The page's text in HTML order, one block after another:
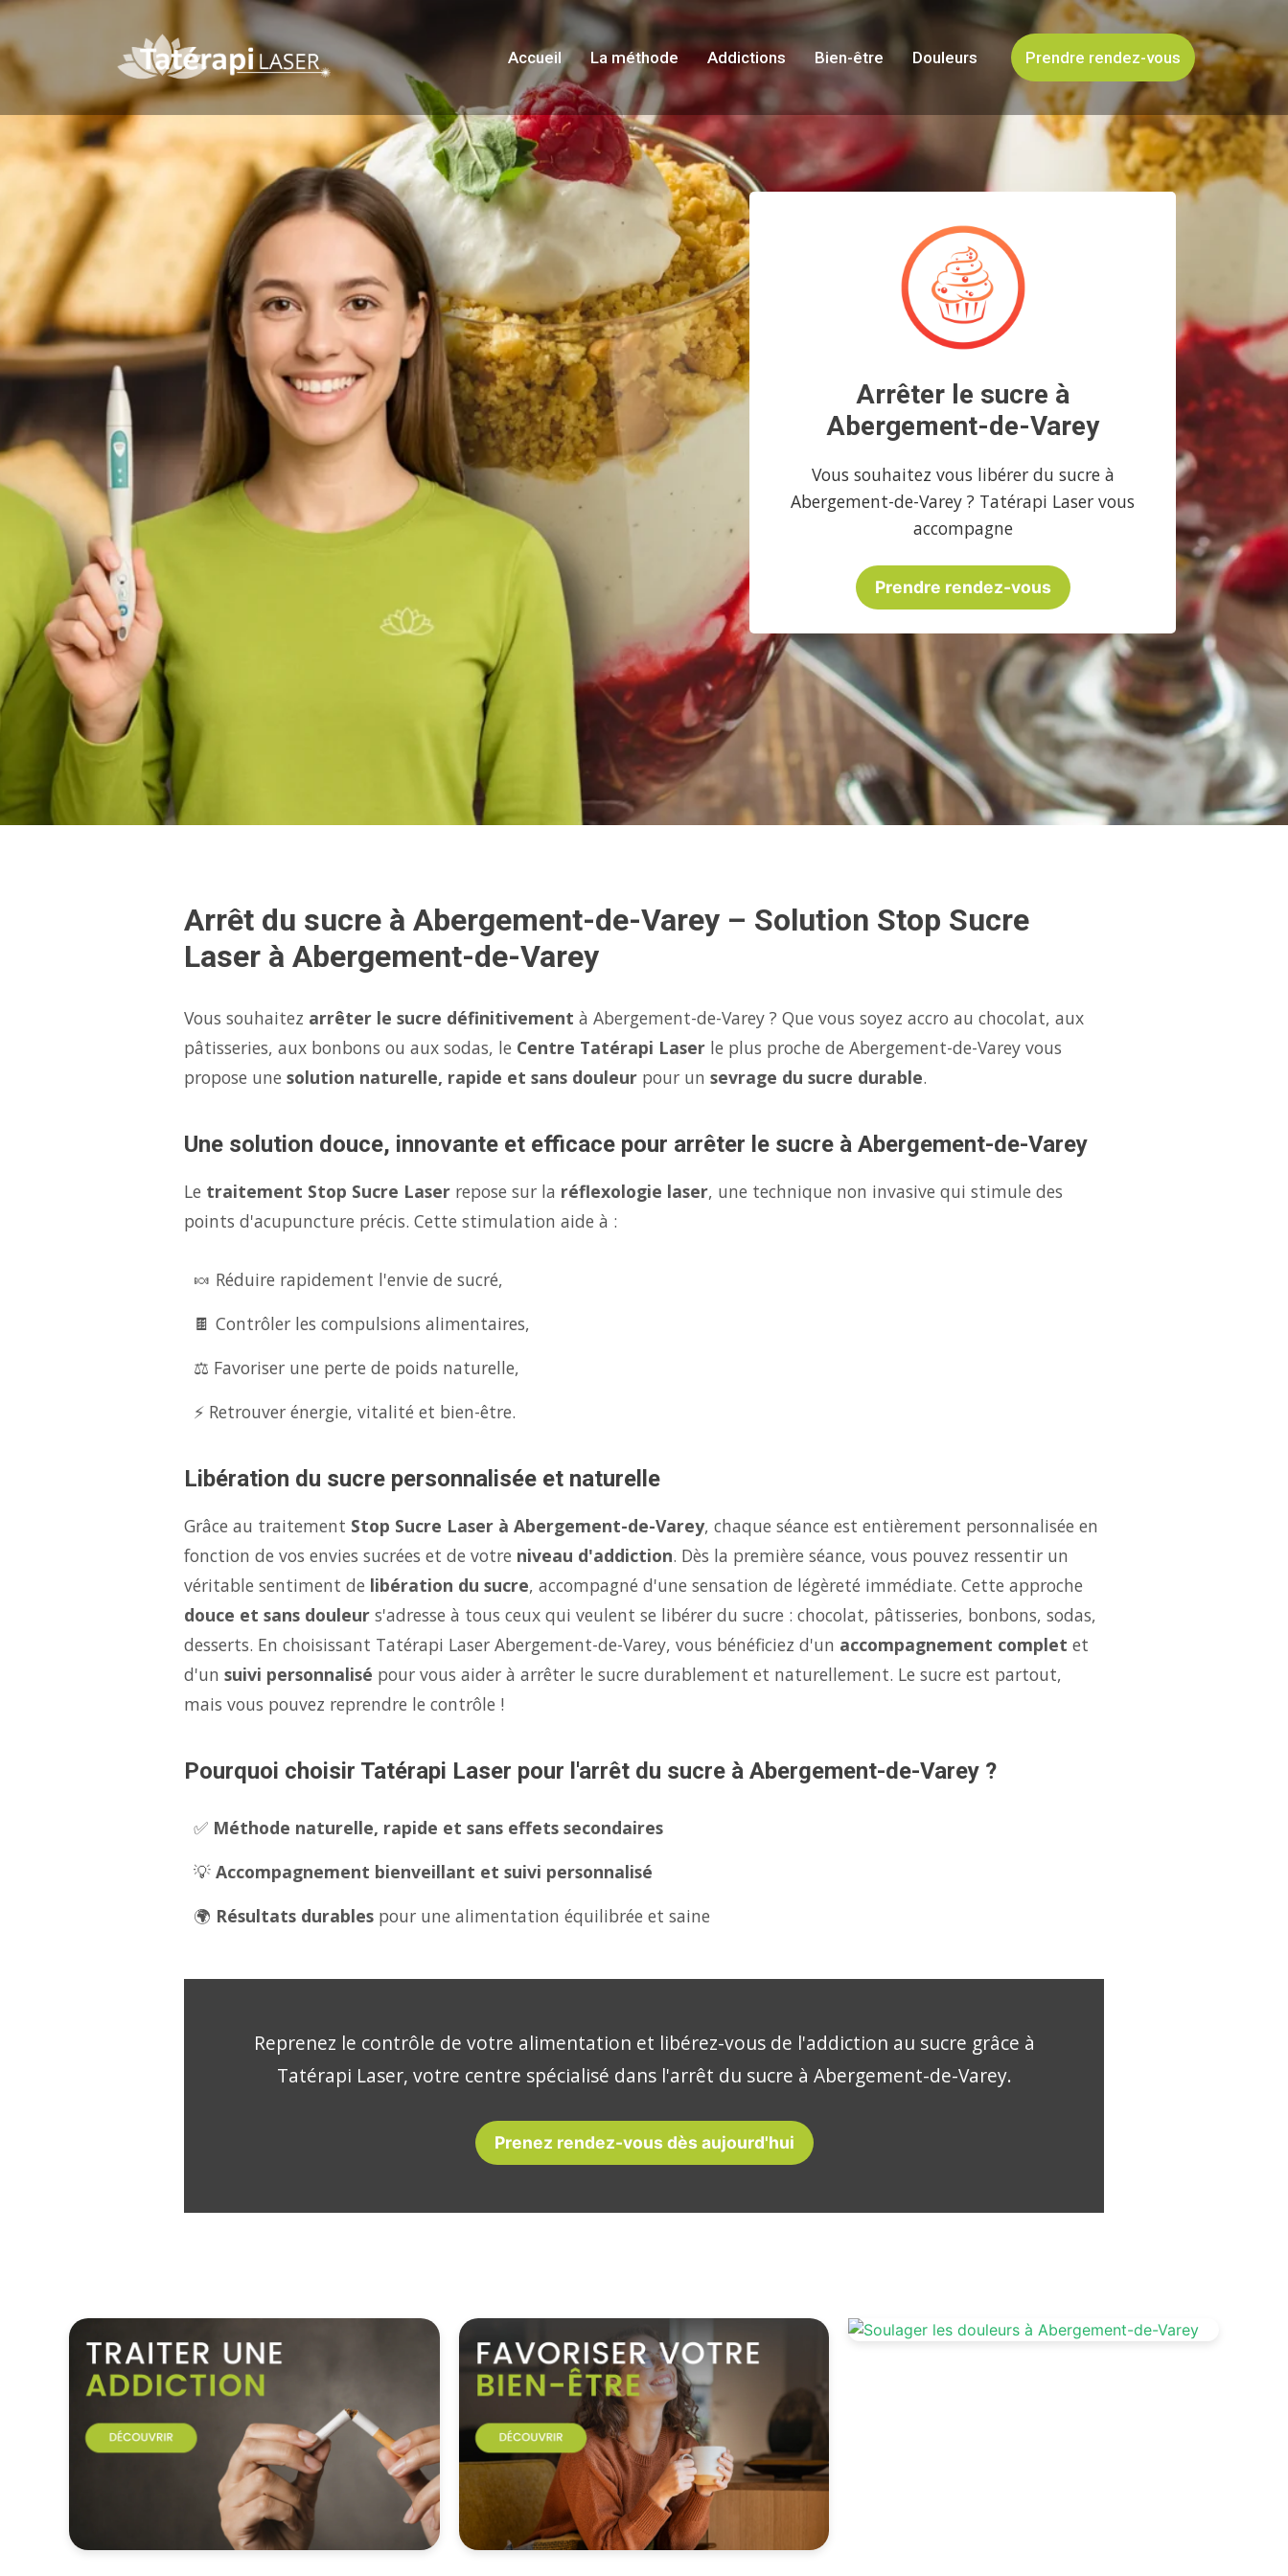
Accueil La méthode Addictions Bien-être Douleurs Prendre rendez-vous
Arrêter le sucre à
Abergement-de-Varey
Vous souhaitez vous libérer du sucre à
Abergement-de-Varey ? Tatérapi Laser vous
accompagne
Prendre rendez-vous
Arrêt du sucre à Abergement-de-Varey – Solution Stop Sucre
Laser à Abergement-de-Varey
Vous souhaitez arrêter le sucre définitivement à Abergement-de-Varey ? Que vous soyez accro au chocolat, aux
pâtisseries, aux bonbons ou aux sodas, le Centre Tatérapi Laser le plus proche de Abergement-de-Varey vous
propose une solution naturelle, rapide et sans douleur pour un sevrage du sucre durable.
Une solution douce, innovante et efficace pour arrêter le sucre à Abergement-de-Varey
Le traitement Stop Sucre Laser repose sur la réflexologie laser, une technique non invasive qui stimule des
points d'acupuncture précis. Cette stimulation aide à :
🍬 Réduire rapidement l'envie de sucré,
🍫 Contrôler les compulsions alimentaires,
⚖️ Favoriser une perte de poids naturelle,
⚡ Retrouver énergie, vitalité et bien-être.
Libération du sucre personnalisée et naturelle
Grâce au traitement Stop Sucre Laser à Abergement-de-Varey, chaque séance est entièrement personnalisée en
fonction de vos envies sucrées et de votre niveau d'addiction. Dès la première séance, vous pouvez ressentir un
véritable sentiment de libération du sucre, accompagné d'une sensation de légèreté immédiate. Cette approche
douce et sans douleur s'adresse à tous ceux qui veulent se libérer du sucre : chocolat, pâtisseries, bonbons, sodas,
desserts. En choisissant Tatérapi Laser Abergement-de-Varey, vous bénéficiez d'un accompagnement complet et
d'un suivi personnalisé pour vous aider à arrêter le sucre durablement et naturellement. Le sucre est partout,
mais vous pouvez reprendre le contrôle !
Pourquoi choisir Tatérapi Laser pour l'arrêt du sucre à Abergement-de-Varey ?
✅ Méthode naturelle, rapide et sans effets secondaires
💡 Accompagnement bienveillant et suivi personnalisé
🌍 Résultats durables pour une alimentation équilibrée et saine
Reprenez le contrôle de votre alimentation et libérez-vous de l'addiction au sucre grâce à
Tatérapi Laser, votre centre spécialisé dans l'arrêt du sucre à Abergement-de-Varey.
Prenez rendez-vous dès aujourd'hui